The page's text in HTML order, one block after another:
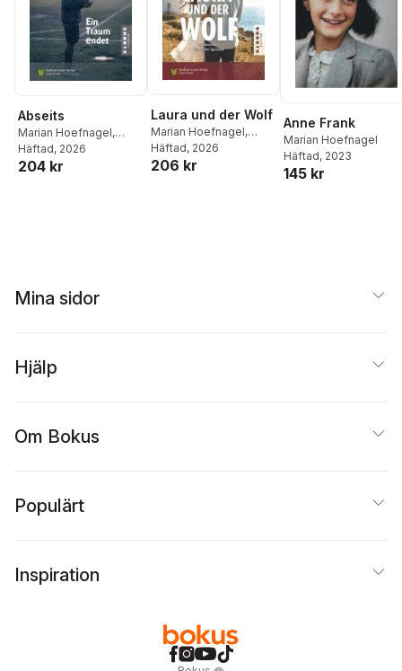
Abseits
Marian Hoefnagel,
Spaß am Lesen Verlag
Häftad, 2026
204 kr
Laura und der Wolf
Marian Hoefnagel,
Spaß am Lesen Verlag
Häftad, 2026
206 kr
Anne Frank
Marian Hoefnagel
Häftad, 2023
145 kr
Mina sidor
Hjälp
Om Bokus
Populärt
Inspiration